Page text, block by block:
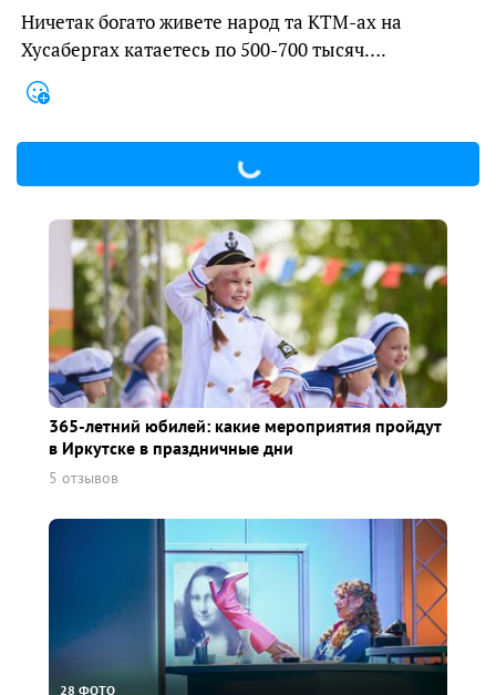
Ничетак богато живете народ та КТМ-ах на
Хусабергах катаетесь по 500-700 тысяч….
365-летний юбилей: какие мероприятия пройдут
в Иркутске в праздничные дни
5 отзывов
28 ФОТО